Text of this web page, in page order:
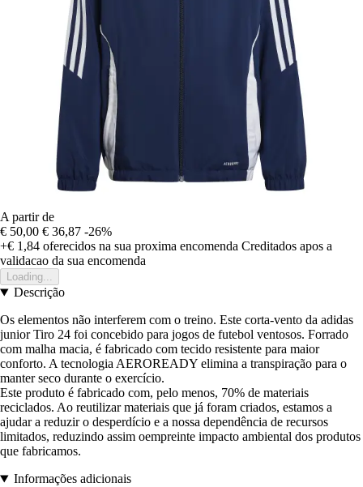
A partir de
€ 50,00 € 36,87 -26%
+€ 1,84 oferecidos na sua proxima encomenda Creditados apos a
validacao da sua encomenda
Loading...
Descrição
Os elementos não interferem com o treino. Este corta-vento da adidas
junior Tiro 24 foi concebido para jogos de futebol ventosos. Forrado
com malha macia, é fabricado com tecido resistente para maior
conforto. A tecnologia AEROREADY elimina a transpiração para o
manter seco durante o exercício.
Este produto é fabricado com, pelo menos, 70% de materiais
reciclados. Ao reutilizar materiais que já foram criados, estamos a
ajudar a reduzir o desperdício e a nossa dependência de recursos
limitados, reduzindo assim oempreinte impacto ambiental dos produtos
que fabricamos.
Informações adicionais